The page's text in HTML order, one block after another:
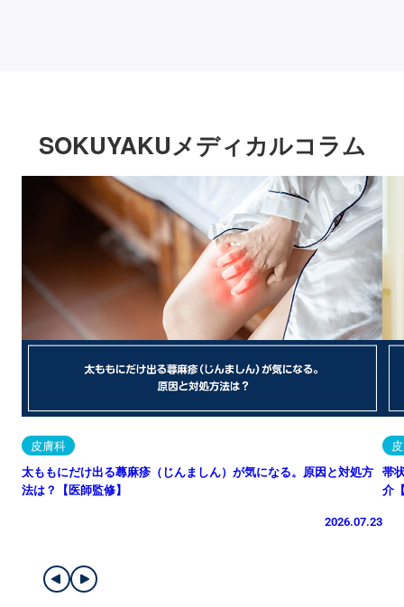
SOKUYAKUメディカルコラム
皮膚科
太ももにだけ出る蕁麻疹（じんましん）が気になる。原因と対処方
法は？【医師監修】
2026.07.23
帯
介